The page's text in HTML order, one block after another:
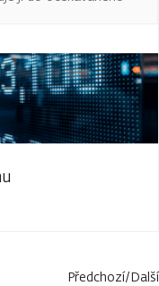
Předchozí/Další